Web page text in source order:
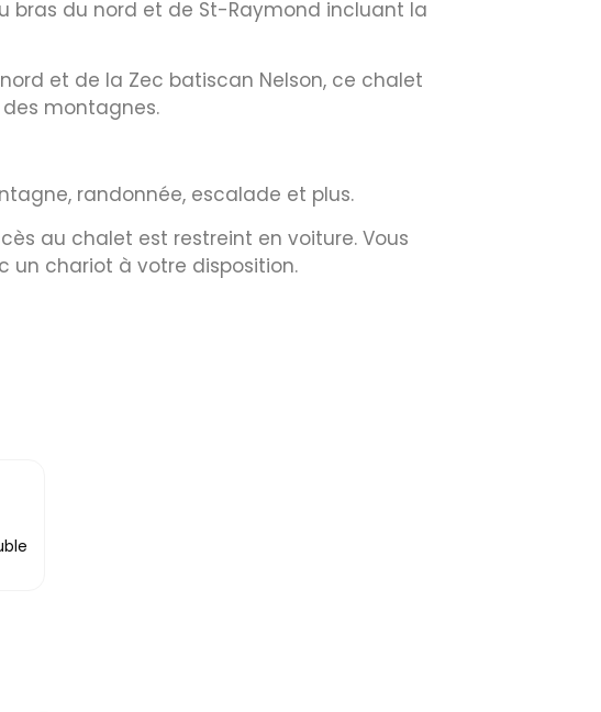
du nord et de St-Raymond incluant la
et de la Zec batiscan Nelson, ce chalet
montagnes.
randonnée, escalade et plus.
au chalet est restreint en voiture. Vous
un chariot à votre disposition.